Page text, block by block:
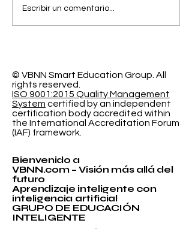
Separando la
Precisión y el Error
Escribir un comentario...
© VBNN Smart Education Group. All
rights reserved.
ISO 9001:2015 Quality Management
System certified by an independent
certification body accredited within
the International Accreditation Forum
(IAF) framework.
Bienvenido a
VBNN.com – Visión más allá del
futuro
Aprendizaje inteligente con
inteligencia artificial
GRUPO DE EDUCACIÓN
INTELIGENTE